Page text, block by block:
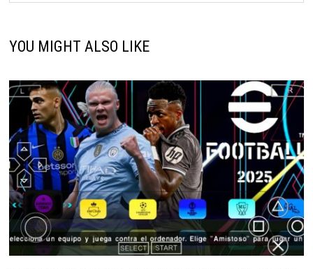
YOU MIGHT ALSO LIKE